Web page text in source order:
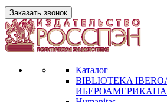
Заказать звонок
Каталог
BIBLIOTEKA
ИБЕРОАМЕРИКАНА